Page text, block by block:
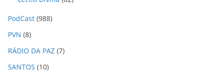
PodCast (988)
PVN (8)
RÁDIO DA PAZ (7)
SANTOS (10)